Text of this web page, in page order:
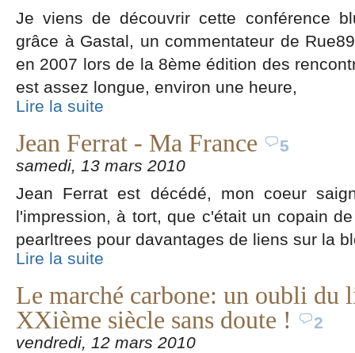
Je viens de découvrir cette conférence
grâce à Gastal, un commentateur de
en 2007 lors de la 8ème édition des
est assez longue, environ une heure,
Lire la suite
Jean Ferrat - Ma France
5
samedi, 13 mars 2010
Jean Ferrat est décédé, mon coeur
l'impression, à tort, que c'était un copain
pearltrees pour davantages de liens sur la
Lire la suite
Le marché carbone: un oubli du
XXième siècle sans doute !
2
vendredi, 12 mars 2010